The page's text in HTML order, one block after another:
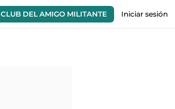
CLUB DEL AMIGO MILITANTE Iniciar sesión